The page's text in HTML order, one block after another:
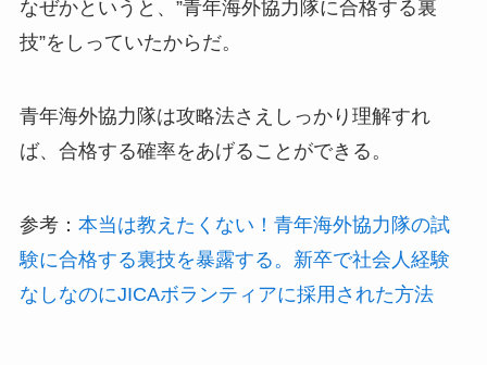
なぜかというと、”青年海外協力隊に合格する裏
技”をしっていたからだ。
青年海外協力隊は攻略法さえしっかり理解すれ
ば、合格する確率をあげることができる。
参考： 本当は教えたくない！青年海外協力隊の試
験に合格する裏技を暴露する。新卒で社会人経験
なしなのにJICAボランティアに採用された方法